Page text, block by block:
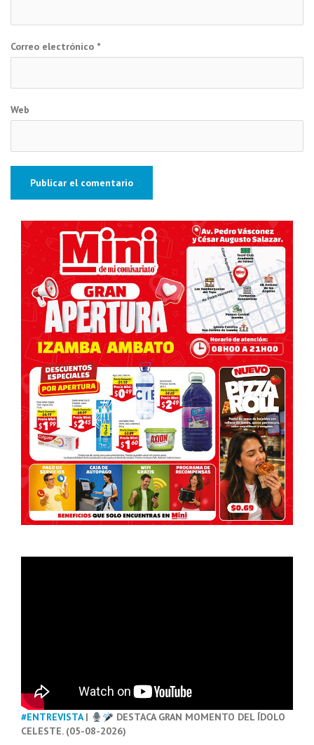
Correo electrónico *
Web
#ENTREVISTA|
DESTACA GRAN MOMENTO DEL ÍDOLO
CELESTE. (05-08-2026)